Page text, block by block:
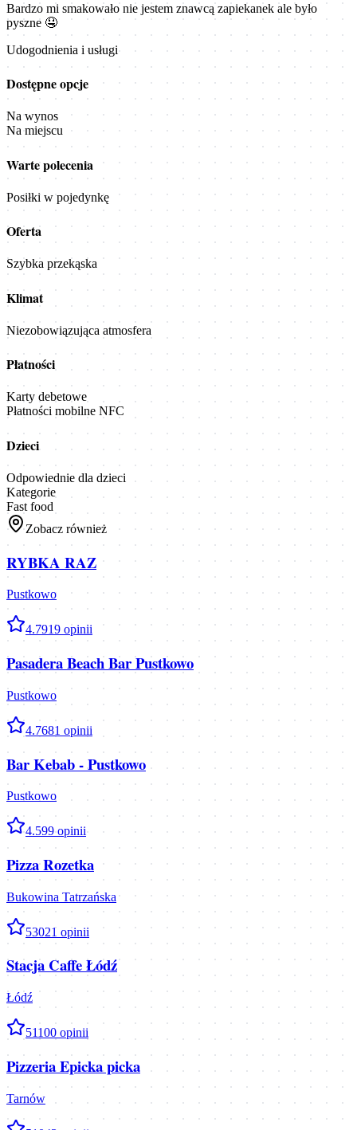
Bardzo mi smakowało nie jestem znawcą zapiekanek ale było
pyszne 🤤
Udogodnienia i usługi
Dostępne opcje
Na wynos
Na miejscu
Warte polecenia
Posiłki w pojedynkę
Oferta
Szybka przekąska
Klimat
Niezobowiązująca atmosfera
Płatności
Karty debetowe
Płatności mobilne NFC
Dzieci
Odpowiednie dla dzieci
Kategorie
Fast food
Zobacz również
RYBKA RAZ
Pustkowo
4.7919 opinii
Pasadera Beach Bar Pustkowo
Pustkowo
4.7681 opinii
Bar Kebab - Pustkowo
Pustkowo
4.599opinii
Pizza Rozetka
Bukowina Tatrzańska
53021 opinii
Stacja Caffe Łódź
Łódź
51100 opinii
Pizzeria Epicka picka
Tarnów